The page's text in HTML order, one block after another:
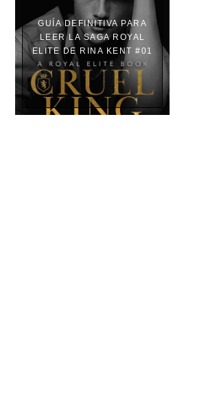
GUÍA DEFINITIVA PARA
LEER LA SAGA ROYAL
ELITE DE RINA KENT #01